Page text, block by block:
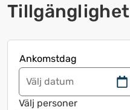
Tillgänglighet
Ankomstdag
Avresedag
Navigera
framåt
Välj personer